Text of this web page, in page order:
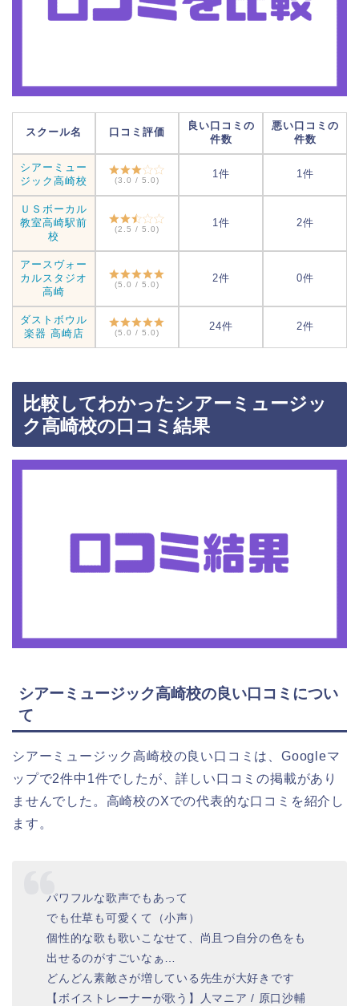
スクール名 口コミ評価
良い口コミの
件数
悪い口コミの
件数
シアーミュー
ジック高崎校
(3.0 / 5.0)
1件 1件
ＵＳボーカル
教室高崎駅前
校
(2.5 / 5.0)
1件 2件
アースヴォー
カルスタジオ
高崎
(5.0 / 5.0)
2件 0件
ダストボウル
楽器 高崎店
(5.0 / 5.0)
24件 2件
比較してわかったシアーミュージッ
ク高崎校の口コミ結果
シアーミュージック高崎校の良い口コミについ
て
シアーミュージック高崎校の良い口コミは、Googleマ
ップで2件中1件でしたが、詳しい口コミの掲載があり
ませんでした。高崎校のXでの代表的な口コミを紹介し
ます。
パワフルな歌声でもあって
でも仕草も可愛くて（小声）
個性的な歌も歌いこなせて、尚且つ自分の色をも
出せるのがすごいなぁ…
どんどん素敵さが増している先生が大好きです
【ボイストレーナーが歌う】人マニア / 原口沙輔